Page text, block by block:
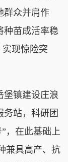
群众并肩作
种苗成活率稳
实现惊险突
镇建设庄浪
务站，科研团
，在此基础上
兼具高产、抗